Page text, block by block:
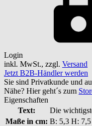
Login
inkl. MwSt., zzgl. Versand
Jetzt B2B-Händler werden
Sie sind Privatkunde und
Nähe? Hier geht´s zum
Eigenschaften
Text:
Die
Maße in cm: B: 5,3 H: 7,5